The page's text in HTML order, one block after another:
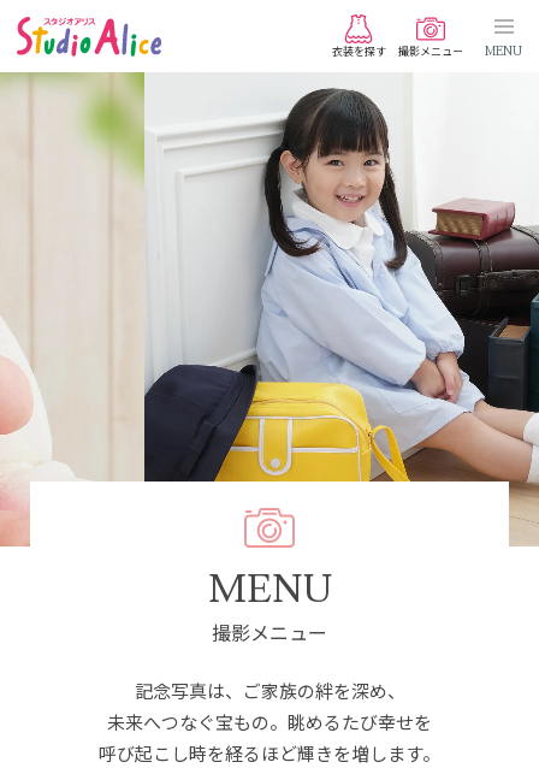
衣装を探す 撮影メニュー MENU
MENU
撮影メニュー
記念写真は、ご家族の絆を深め、
未来へつなぐ宝もの。 眺めるたび幸せを
呼び起こし時を経るほど輝きを増します。